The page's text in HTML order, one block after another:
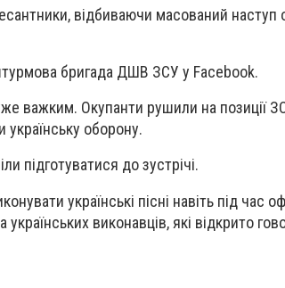
відбиваючи масований наступ
бригада ДШВ ЗСУ у Facebook.
важким. Окупанти рушили на позиції
оборону.
підготуватися до зустрічі.
українські пісні навіть під час
виконавців, які відкрито